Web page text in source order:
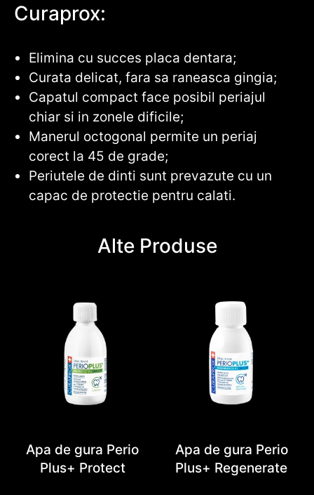
Curaprox:
Elimina cu succes placa dentara;
Curata delicat, fara sa raneasca gingia;
Capatul compact face posibil periajul
chiar si in zonele dificile;
Manerul octogonal permite un periaj
corect la 45 de grade;
Periutele de dinti sunt prevazute cu un
capac de protectie pentru calati.
Alte Produse
Apa de gura Perio
Plus+ Protect
Apa de gura Perio
Plus+ Regenerate